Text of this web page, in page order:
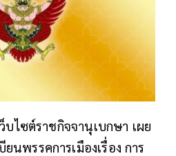
บไซต์ราชกิจจานุเบกษา เผย
นพรรคการเมืองเรื่อง การ